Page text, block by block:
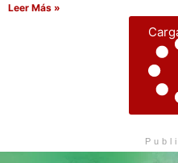
Leer Más »